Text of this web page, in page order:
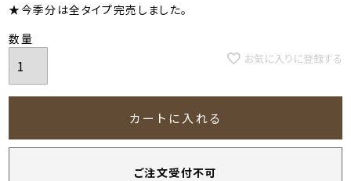
★今季分は全タイプ完売しました。
お気に入りに登録する
カートに入れる
ご注文受付不可